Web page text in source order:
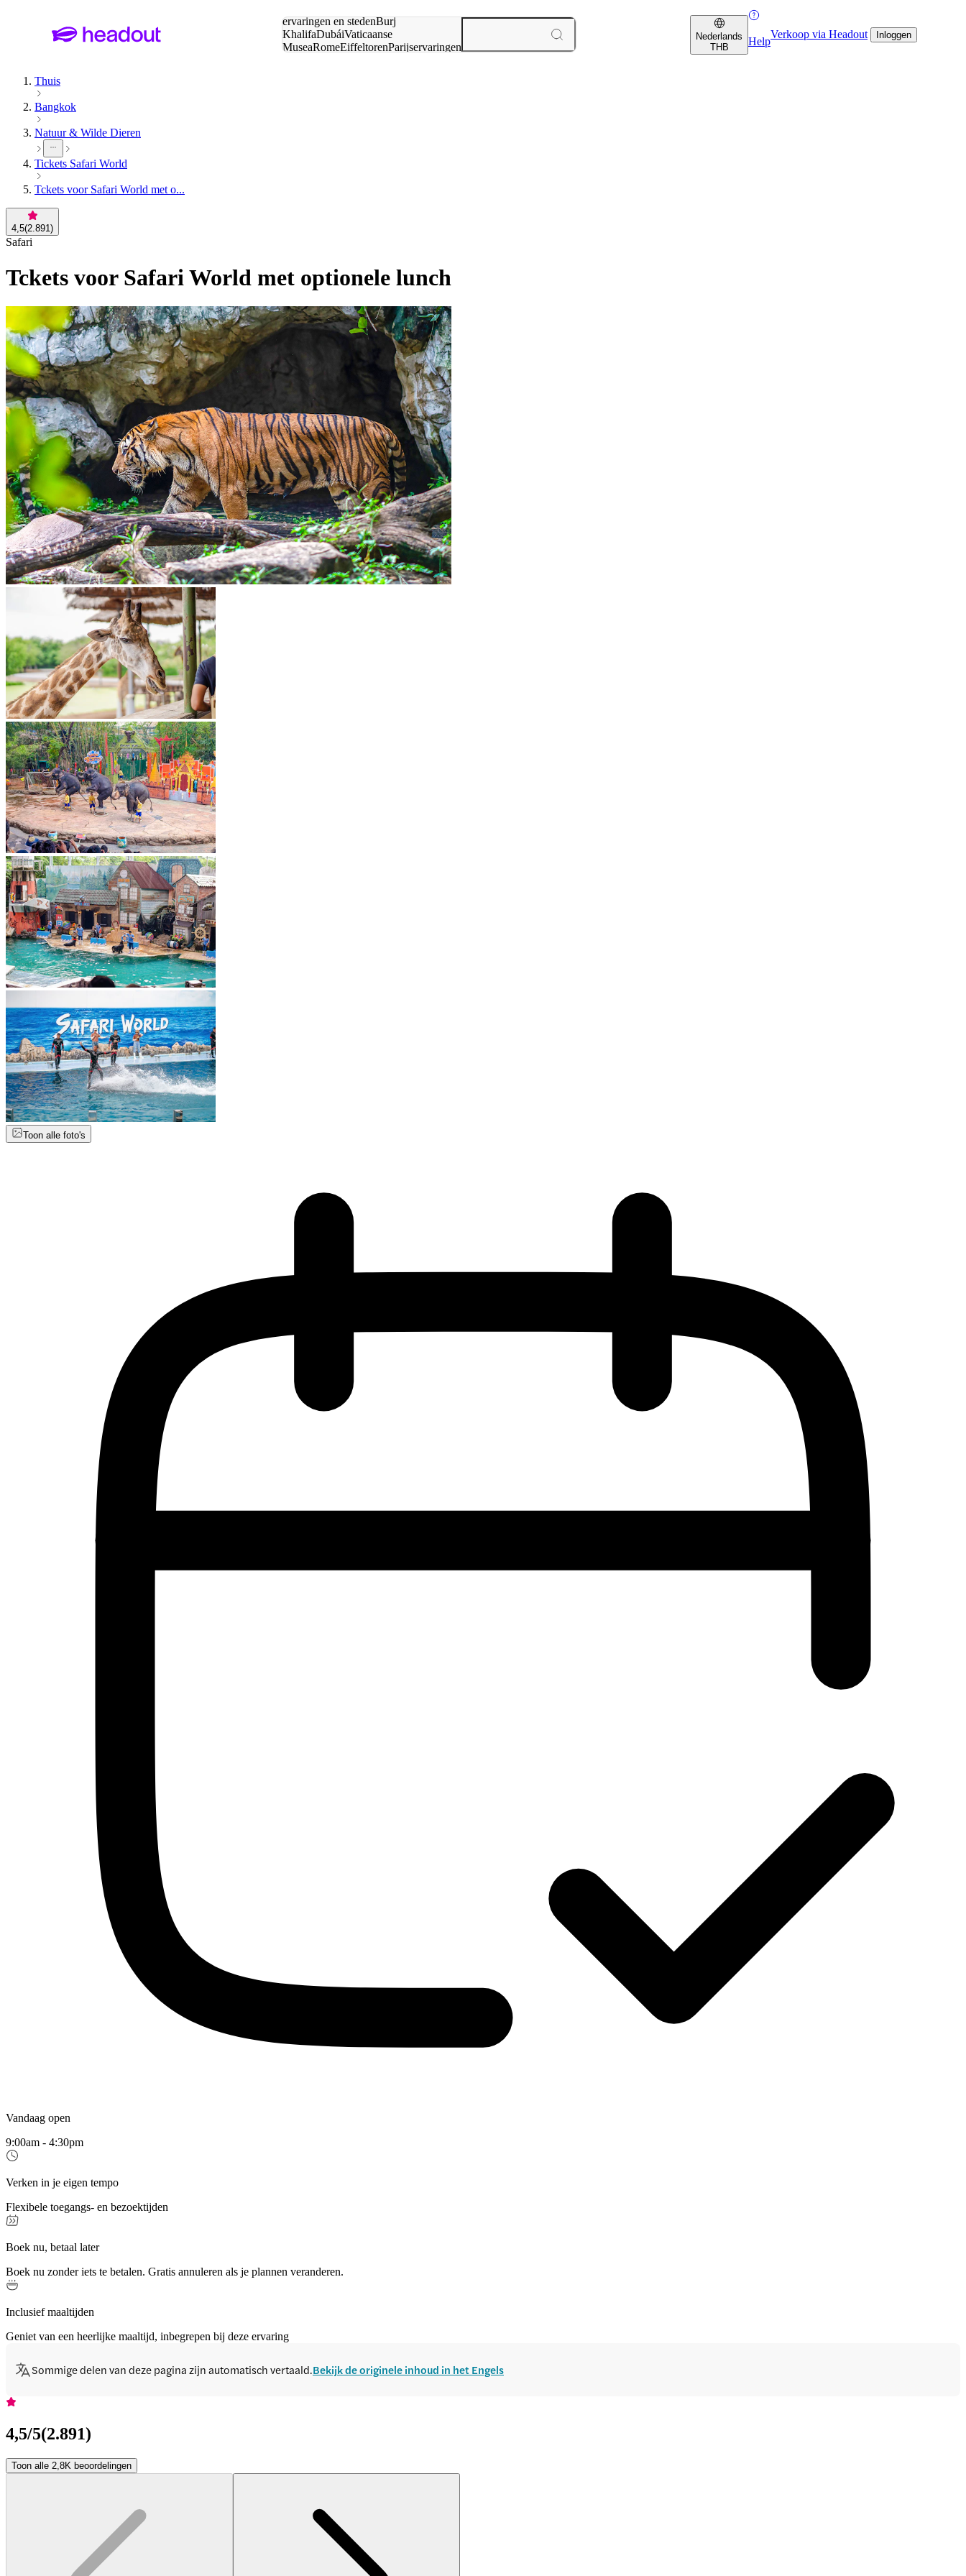
ervaringen en stedenBurj
KhalifaDubáiVaticaanse
MuseaRomeEiffeltorenParijservaringen
Nederlands
THB
Help
Verkoop via Headout Inloggen
Thuis
Bangkok
Natuur & Wilde Dieren
Tickets Safari World
Tckets voor Safari World met o...
4,5(2.891)
Safari
Tckets voor Safari World met optionele lunch
Toon alle foto's
Vandaag open
9:00am - 4:30pm
Verken in je eigen tempo
Flexibele toegangs- en bezoektijden
Boek nu, betaal later
Boek nu zonder iets te betalen. Gratis annuleren als je plannen veranderen.
Inclusief maaltijden
Geniet van een heerlijke maaltijd, inbegrepen bij deze ervaring
Sommige delen van deze pagina zijn automatisch vertaald.Bekijk de originele inhoud in het Engels
4,5/5(2.891)
Toon alle 2,8K beoordelingen